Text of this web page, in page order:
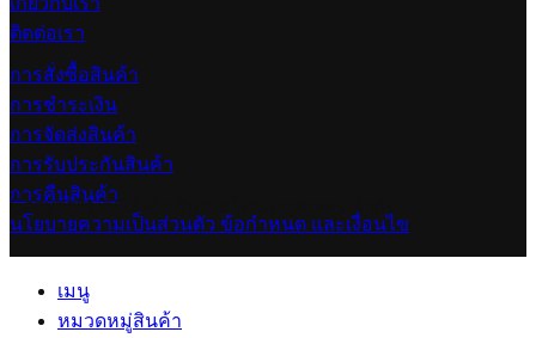
ติดต่อเรา
การสั่งซื้อสินค้า
การชำระเงิน
การจัดส่งสินค้า
การรับประกันสินค้า
การคืนสินค้า
Copyright 2023 © บริษัท สโตน แกลเลอรี่ จำกัด
นโยบายความเป็นส่วนตัว ข้อกำหนด และเงื่อนไข
เมนู
หมวดหมู่สินค้า